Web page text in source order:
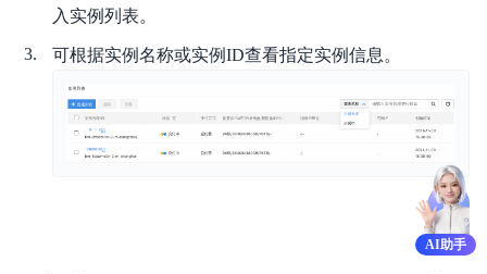
视频专区
服务等级协议SLA
入实例列表。
可根据实例名称或实例ID查看指定实例信息。
AI助手